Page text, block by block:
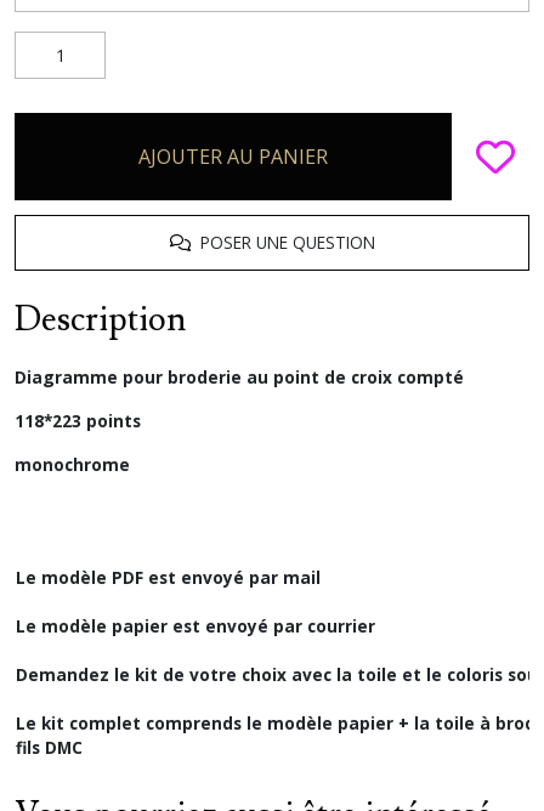
AJOUTER AU PANIER
POSER UNE QUESTION
Description
Diagramme pour broderie au point de croix compté
118*223 points
monochrome
Le modèle PDF est envoyé par mail
Le modèle papier est envoyé par courrier
Demandez le kit de votre choix avec la toile et le coloris
Le kit complet comprends le modèle papier + la toile à
fils DMC